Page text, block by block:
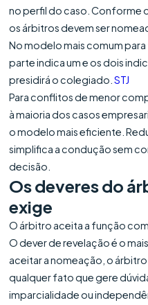
no perfil do caso. Conforme o
os árbitros devem ser
No modelo mais comum
parte indica um e os dois
presidirá o colegiado.STJ
Para conflitos de menor
à maioria dos casos
o modelo mais eficiente.
simplifica a condução sem
decisão.
Os deveres do
exige
O árbitro aceita a função
O dever de revelação é o
aceitar a nomeação, o
qualquer fato que gere
imparcialidade ou